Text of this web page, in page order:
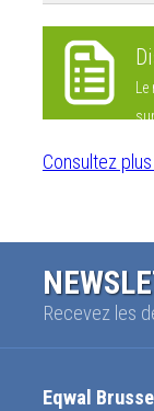
Consultez
Recevez les
Eqwal